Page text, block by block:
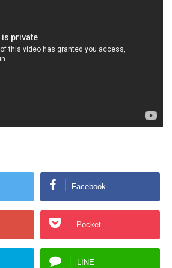
Facebook
Pocket
LINE